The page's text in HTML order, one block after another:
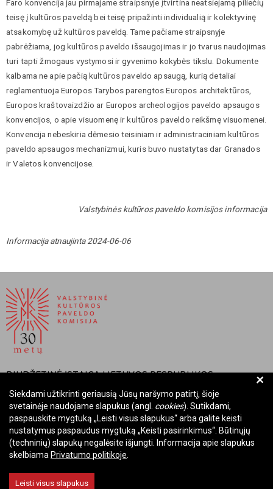
Faro konvencija jau pirmajame straipsnyje įtvirtina neatsiejamą piliečių
teisę į kultūros paveldą bei teisę pripažinti individualią ir kolektyvinę
atsakomybę už kultūros paveldą. Tame pačiame straipsnyje
pabrėžiama, jog kultūros paveldo išsaugojimas ir jo tvarus naudojimas
turi tapti žmogaus vystymosi ir gyvenimo kokybės tikslu. Dokumente
kalbama ne apie pačią kultūros paveldo apsaugą, kurią detaliai
reglamentuoja Europos Tarybos parengtos Europos architektūros,
Europos kraštovaizdžio ar Europos archeologijos paveldo apsaugos
konvencijos, o apie visuomenę ir kultūros paveldo reikšmę visuomenei.
Konvencija nebeskiria dėmesio teisiniam ir administraciniam kultūros
paveldo apsaugos mechanizmui, kuris buvo nustatytas dar Granados
ir Valetos konvencijose.
Valstybinės kultūros paveldo komisijos informacija
Informacija atnaujinta 2024-06-06
BIUDŽETINĖ ĮSTAIGA LIETUVOS RESPUBLIKOS
VALSTYBINĖ KULTŪROS PAVELDO KOMISIJA
Įmonės kodas: Juridinių asmenų registre 288700520
Adresas: Rūdninkų g. 13, 01135 Vilnius
Telefonas: +370 699 13972
El. paštas: komisija@vkpk.lt
+
Siekdami užtikrinti geriausią Jūsų naršymo patirtį, šioje
svetainėje naudojame slapukus (angl. cookies). Sutikdami,
paspauskite mygtuką „Leisti visus slapukus“ arba galite keisti
nustatymus paspaudus mygtuką „Keisti pasirinkimus“. Būtinųjų
(techninių) slapukų negalėsite išjungti. Informacija apie slapukus
skelbiama Privatumo politikoje
Leisti visus slapukus